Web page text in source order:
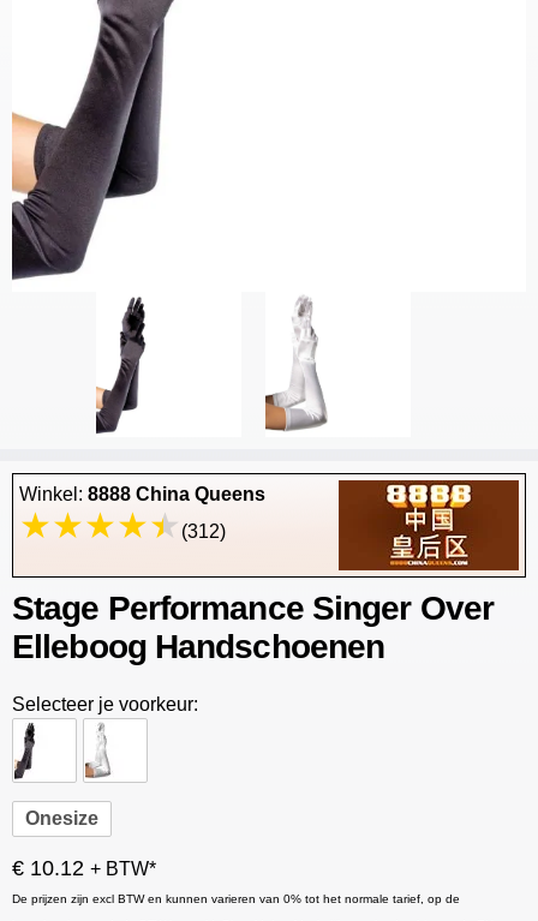
Winkel: 8888 China Queens
(312)
Stage Performance Singer Over
Elleboog Handschoenen
Selecteer je voorkeur:
Onesize
€ 10.12 + BTW*
De prijzen zijn excl BTW en kunnen varieren van 0% tot het normale tarief, op de